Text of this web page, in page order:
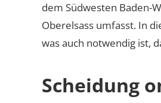
dem Südwesten Baden-
Oberelsass umfasst. In
was auch notwendig ist,
Scheidung